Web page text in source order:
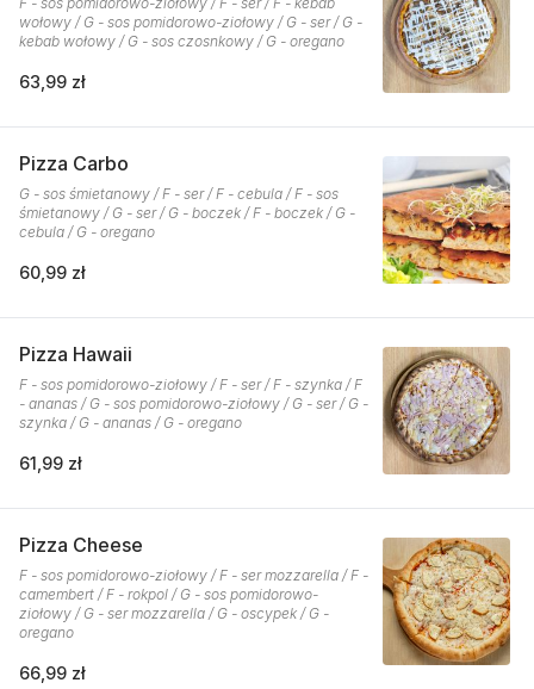
wołowy / G - sos pomidorowo-ziołowy / G - ser / G -
kebab wołowy / G - sos czosnkowy / G - oregano
63,99 zł
Pizza Carbo
G - sos śmietanowy / F - ser / F - cebula / F - sos
śmietanowy / G - ser / G - boczek / F - boczek / G -
cebula / G - oregano
60,99 zł
Pizza Hawaii
F - sos pomidorowo-ziołowy / F - ser / F - szynka / F
- ananas / G - sos pomidorowo-ziołowy / G - ser / G -
szynka / G - ananas / G - oregano
61,99 zł
Pizza Cheese
F - sos pomidorowo-ziołowy / F - ser mozzarella / F -
camembert / F - rokpol / G - sos pomidorowo-
ziołowy / G - ser mozzarella / G - oscypek / G -
oregano
66,99 zł